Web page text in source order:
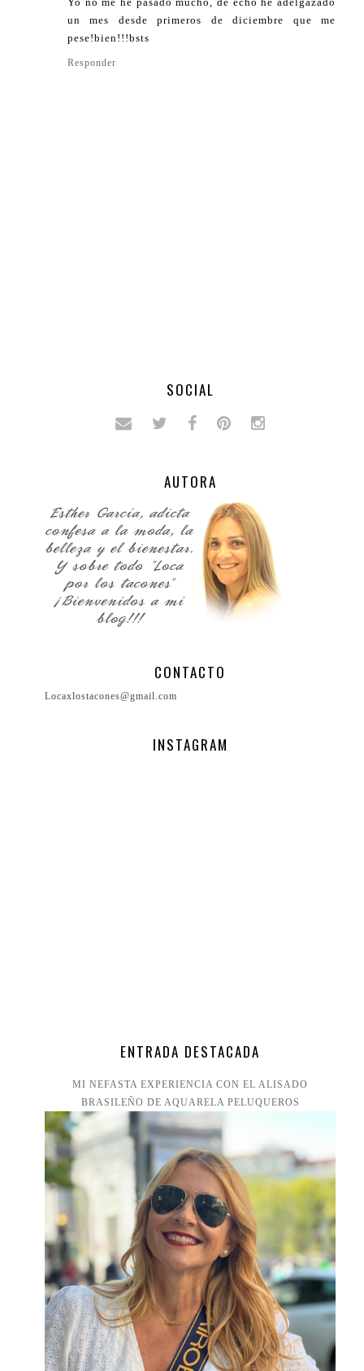
un mes desde primeros de diciembre que me
pese!bien!!!bsts
Responder
SOCIAL
AUTORA
CONTACTO
Locaxlostacones@gmail.com
INSTAGRAM
ENTRADA DESTACADA
MI NEFASTA EXPERIENCIA CON EL ALISADO
BRASILEÑO DE AQUARELA PELUQUEROS